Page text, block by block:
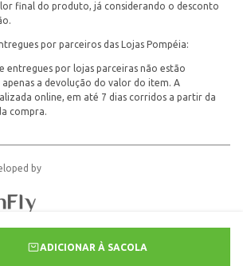
ADICIONAR À SACOLA
final do produto, já considerando o desconto
por parceiros das Lojas Pompéia:
entregues por lojas parceiras não estão
a devolução do valor do item. A
online, em até 7 dias corridos a partir da
compra.
by